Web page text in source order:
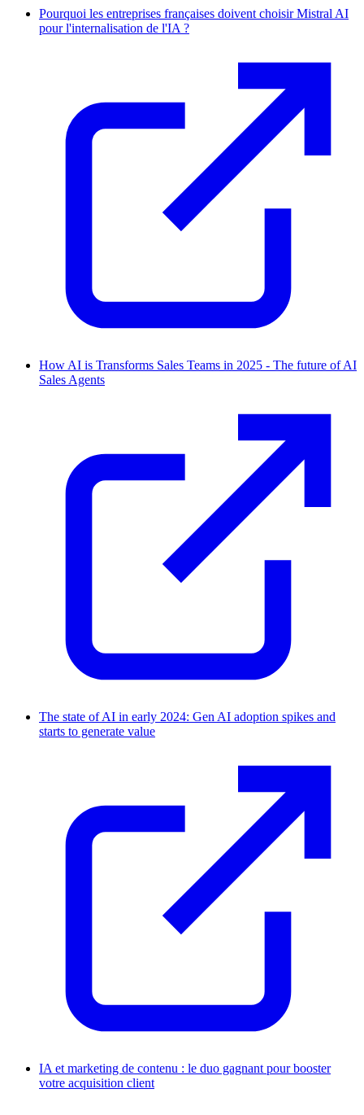
Pourquoi les entreprises françaises doivent choisir Mistral AI
pour l'internalisation de l'IA ?
How AI is Transforms Sales Teams in 2025 - The future of AI
Sales Agents
The state of AI in early 2024: Gen AI adoption spikes and
starts to generate value
IA et marketing de contenu : le duo gagnant pour booster
votre acquisition client